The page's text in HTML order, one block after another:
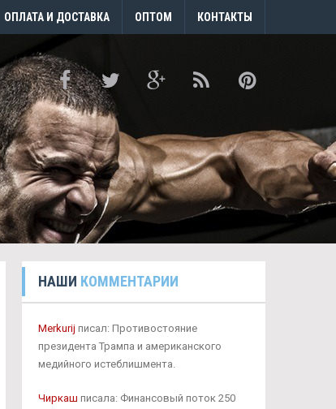
ОПЛАТА И ДОСТАВКА ОПТОМ КОНТАКТЫ
НАШИ КОММЕНТАРИИ
Merkurij писал: Противостояние
президента Трампа и американского
медийного истеблишмента.
Чиркаш писала: Финансовый поток 250